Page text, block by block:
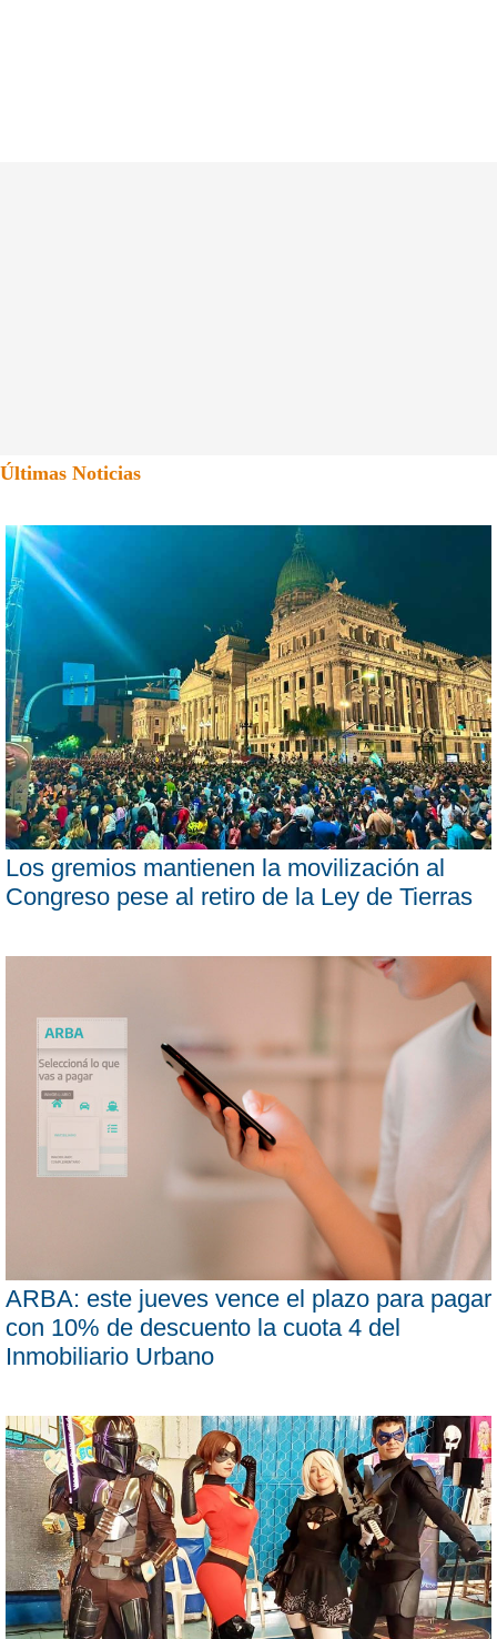
Últimas Noticias
Los gremios mantienen la movilización al
Congreso pese al retiro de la Ley de Tierras
ARBA: este jueves vence el plazo para pagar
con 10% de descuento la cuota 4 del
Inmobiliario Urbano